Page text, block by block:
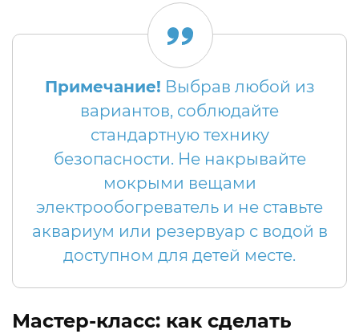
Примечание! Выбрав любой из
вариантов, соблюдайте
стандартную технику
безопасности. Не накрывайте
мокрыми вещами
электрообогреватель и не ставьте
аквариум или резервуар с водой в
доступном для детей месте.
Мастер-класс: как сделать